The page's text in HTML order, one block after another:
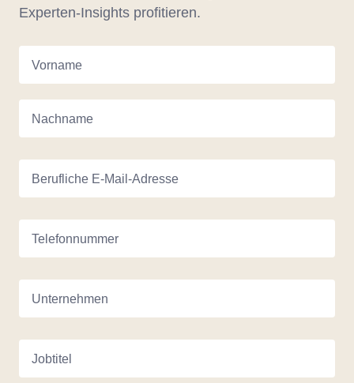
Experten-Insights profitieren.
Vorname
Nachname
Berufliche E-Mail-Adresse
Telefonnummer
Unternehmen
Jobtitel